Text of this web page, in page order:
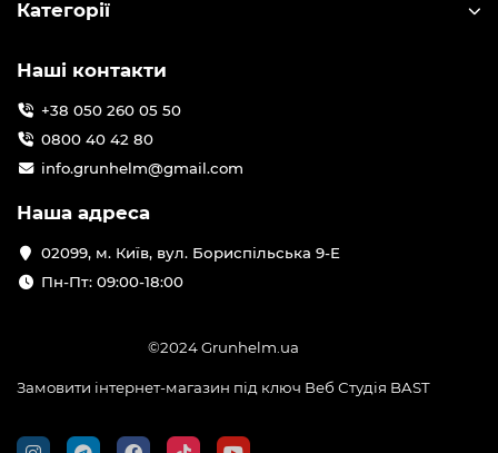
Категорії
Наші контакти
+38 050 260 05 50
0800 40 42 80
info.grunhelm@gmail.com
Наша адреса
02099, м. Київ, вул. Бориспільська 9-Е
Пн-Пт: 09:00-18:00
©2024 Grunhelm.ua
Замовити інтернет-магазин під ключ Веб Студія BAST